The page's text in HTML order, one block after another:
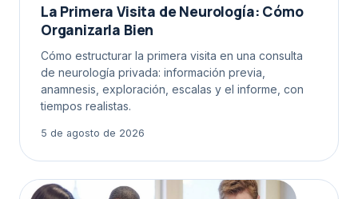
La Primera Visita de Neurología: Cómo
Organizarla Bien
Cómo estructurar la primera visita en una consulta
de neurología privada: información previa,
anamnesis, exploración, escalas y el informe, con
tiempos realistas.
5 de agosto de 2026